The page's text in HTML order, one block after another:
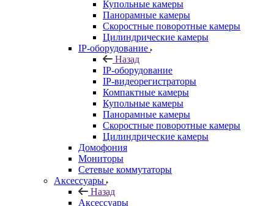
Купольные камеры
Панорамные камеры
Скоростные поворотные камеры
Цилиндрические камеры
IP-оборудование
Назад
IP-оборудование
IP-видеорегистраторы
Компактные камеры
Купольные камеры
Панорамные камеры
Скоростные поворотные камеры
Цилиндрические камеры
Домофония
Мониторы
Сетевые коммутаторы
Аксессуары
Назад
Аксессуары